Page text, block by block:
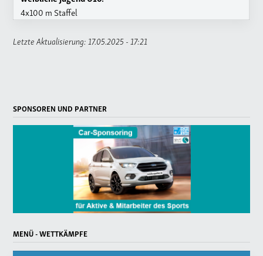
4x100 m Staffel
Letzte Aktualisierung: 17.05.2025 - 17:21
SPONSOREN UND PARTNER
MENÜ - WETTKÄMPFE